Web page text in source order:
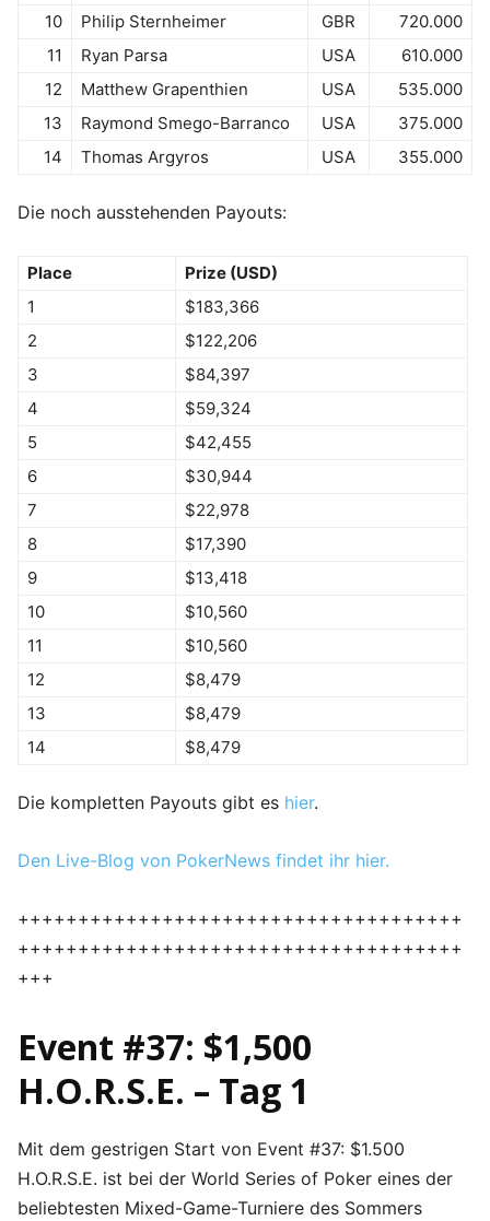
10
Philip Sternheimer GBR
720.000
11
Ryan Parsa USA
610.000
12
Matthew Grapenthien USA
535.000
13
Raymond Smego-Barranco USA
375.000
14
Thomas Argyros USA 355.000
Die noch ausstehenden Payouts:
Place
Prize (USD)
1
$183,366
2
$122,206
3
$84,397
4
$59,324
5
$42,455
6
$30,944
7
$22,978
8
$17,390
9
$13,418
10
$10,560
11
$10,560
12
$8,479
13
$8,479
14
$8,479
Die kompletten Payouts gibt es hier.
Den Live-Blog von PokerNews findet ihr hier.
+++++++++++++++++++++++++++++++++++++
+++++++++++++++++++++++++++++++++++++
+++
Event #37: $1,500
H.O.R.S.E. – Tag 1
Mit dem gestrigen Start von Event #37: $1.500
H.O.R.S.E. ist bei der World Series of Poker eines der
beliebtesten Mixed-Game-Turniere des Sommers